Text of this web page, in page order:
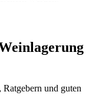
und guten